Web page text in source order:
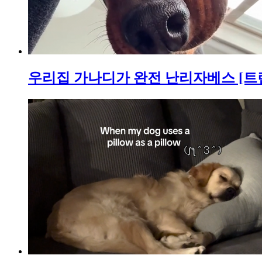
우리집 가나디가 완전 난리자베스 [트